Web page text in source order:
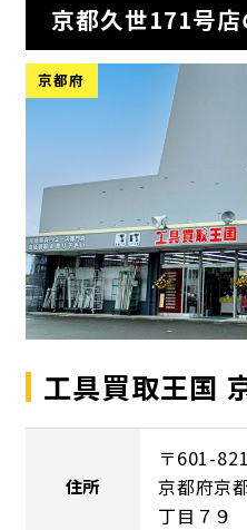
京都久世171号
京都府
工具買取王国
住所
〒601-
京都府京
丁目７９